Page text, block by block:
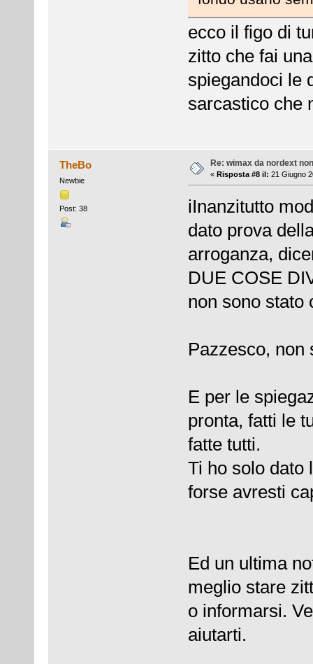
ecco il figo di
zitto che fai
spiegandoci le
sarcastico che
TheBo
Newbie
Post: 38
Re: wimax da nordext
« Risposta #8 il: 21 Giugno
iInanzitutto
dato prova
arroganza,
DUE COSE
non sono stato
Pazzesco, non
E per le
pronta, fatti le
fatte tutti.
Ti ho solo dato
forse avresti
Ed un ultima
meglio stare
o informarsi.
aiutarti.